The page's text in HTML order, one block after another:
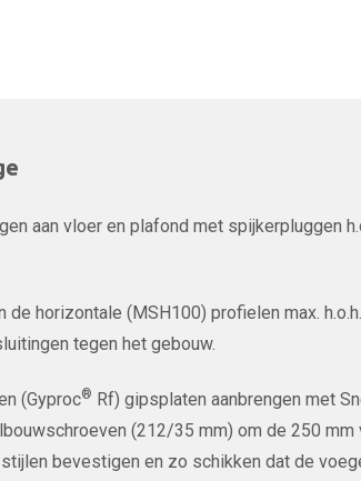
aan vloer en plafond met spijkerpluggen
horizontale (MSH100) profielen max.
tegen het gebouw.
(Gyproc® Rf) gipsplaten aanbrengen met
(212/35 mm) om de 250 mm
bevestigen en zo schikken dat de